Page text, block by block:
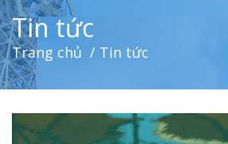
Tin tức
Trang chủ / Tin tức